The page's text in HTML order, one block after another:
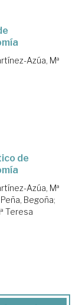
Azúa, Mª
de
Azúa, Mª
Begoña;
Teresa